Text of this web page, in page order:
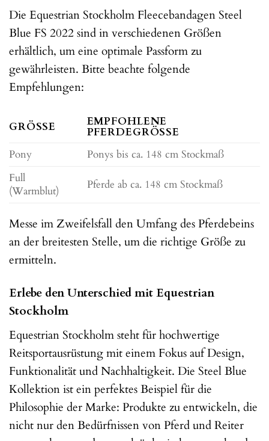
Die Equestrian Stockholm Fleecebandagen Steel
Blue FS 2022 sind in verschiedenen Größen
erhältlich, um eine optimale Passform zu
gewährleisten. Bitte beachte folgende
Empfehlungen:
GRÖSSE EMPFOHLENE
PFERDEGRÖSSE
Pony
Ponys bis ca. 148 cm Stockmaß
Full
(Warmblut)
Pferde ab ca. 148 cm Stockmaß
Messe im Zweifelsfall den Umfang des Pferdebeins
an der breitesten Stelle, um die richtige Größe zu
ermitteln.
Erlebe den Unterschied mit Equestrian
Stockholm
Equestrian Stockholm steht für hochwertige
Reitsportausrüstung mit einem Fokus auf Design,
Funktionalität und Nachhaltigkeit. Die Steel Blue
Kollektion ist ein perfektes Beispiel für die
Philosophie der Marke: Produkte zu entwickeln, die
nicht nur den Bedürfnissen von Pferd und Reiter